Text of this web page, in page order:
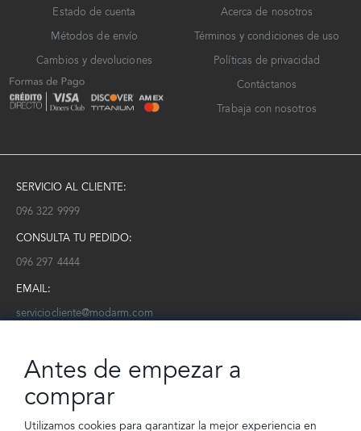
Estado de cuenta
Métodos de envío
Cambios y devoluciones
Acerca de nosotros
Términos y condiciones de uso
Políticas de privacidad
Contáctanos
Trabaja con nosotros
SERVICIO AL CLIENTE:
096 322 9999
CONSULTA TU PEDIDO:
096 297 4444
EMAIL:
serviciocliente@modarm.com
Conoce toda la información sobre últimas colecciones, eventos y
Subscríbete a nuestro newsletter
Antes de empezar a
comprar
Utilizamos cookies para garantizar la mejor experiencia en